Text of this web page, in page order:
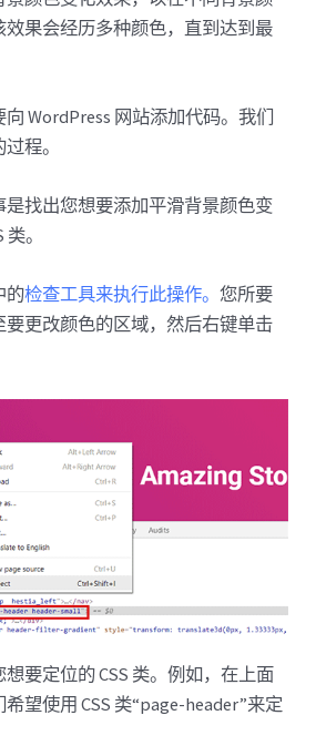
果会经历多种颜色，直到达到最
WordPress 网站添加代码。我们
程。
找出您想要添加平滑背景颜色变
。
的检查工具来执行此操作。您所要
更改颜色的区域，然后右键单击
要定位的 CSS 类。例如，在上面
望使用 CSS 类“page-header”来定